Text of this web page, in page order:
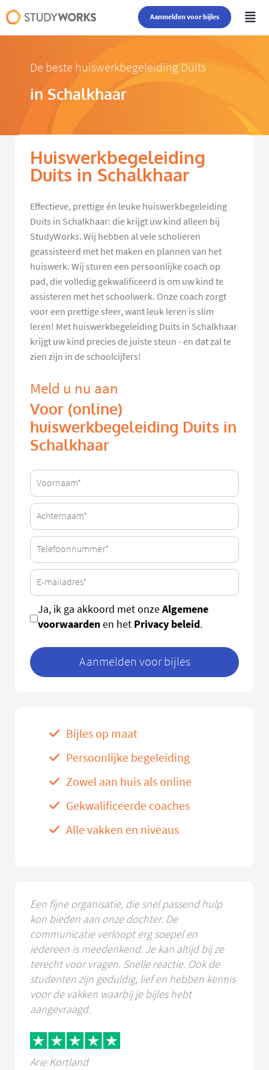
Aanmelden voor bijles
De beste huiswerkbegeleiding Duits
in Schalkhaar
Huiswerkbegeleiding
Duits in Schalkhaar
Effectieve, prettige én leuke huiswerkbegeleiding
Duits in Schalkhaar: die krijgt uw kind alleen bij
StudyWorks. Wij hebben al vele scholieren
geassisteerd met het maken en plannen van het
huiswerk. Wij sturen een persoonlijke coach op
pad, die volledig gekwalificeerd is om uw kind te
assisteren met het schoolwerk. Onze coach zorgt
voor een prettige sfeer, want leuk leren is slim
leren! Met huiswerkbegeleiding Duits in Schalkhaar
krijgt uw kind precies de juiste steun - en dat zal te
zien zijn in de schoolcijfers!
Meld u nu aan
Voor (online)
huiswerkbegeleiding Duits in
Schalkhaar
Ja, ik ga akkoord met onzeAlgemene
voorwaardenen het Privacy beleid.
Aanmelden voor bijles
Bijles op maat
Persoonlijke begeleiding
Zowel aan huis als online
Gekwalificeerde coaches
Alle vakken en niveaus
Een fijne organisatie, die snel passend hulp
kon bieden aan onze dochter. De
communicatie verloopt erg soepel en
iedereen is meedenkend. Je kan altijd bij ze
terecht voor vragen. Snelle reactie. Ook de
studenten zijn geduldig, lief en hebben kennis
voor de vakken waarbij je bijles hebt
aangevraagd.
Arie Kortland